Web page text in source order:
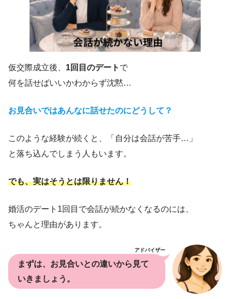
仮交際成立後、 1回目のデート で
何を話せばいいかわからず沈黙…
お見合いではあんなに話せたのにどうして？
このような経験が続くと、「自分は会話が苦手…」
と落ち込んでしまう人もいます。
でも、実はそうとは限りません！
婚活のデート1回目で会話が続かなくなるのには、
ちゃんと理由があります。
アドバイザー
まずは、お見合いとの違いから見て
いきましょう。